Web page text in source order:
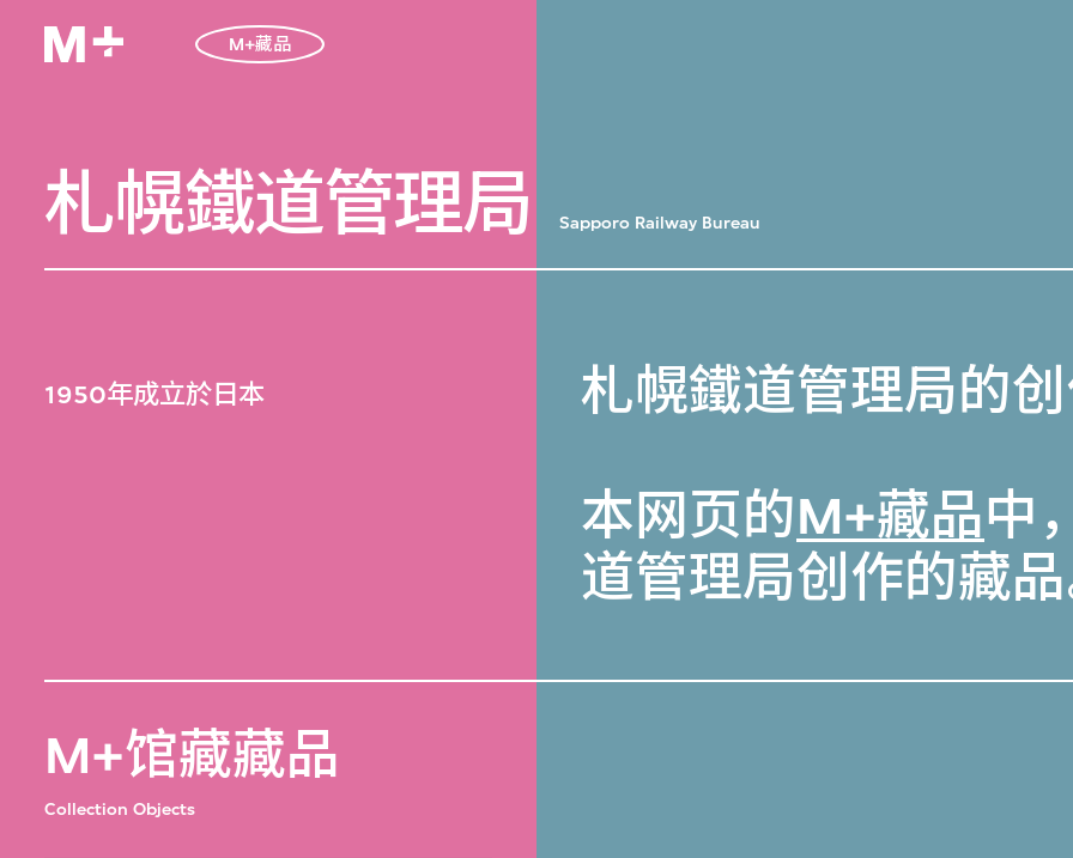
M+藏品
札幌鐵道管理局 Sapporo Railway Bureau
1950年成立於日本
札幌鐵道管理局的
本网页的M+藏品中
道管理局创作的藏
M+馆藏藏品
Collection Objects